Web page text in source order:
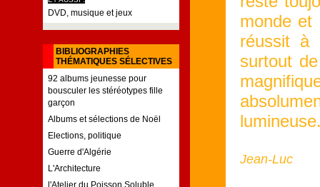
DVD, musique et jeux
BIBLIOGRAPHIES
THÉMATIQUES SÉLECTIVES
92 albums jeunesse pour
bousculer les stéréotypes fille
garçon
Albums et sélections de Noël
Elections, politique
Guerre d'Algérie
L'Architecture
l'Atelier du Poisson Soluble
monde et
réussit à
surtout
Jean-Luc